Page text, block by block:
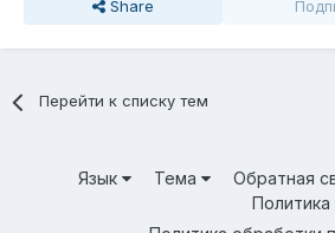
Share
Перейти к списку тем
Язык Тема Обратная